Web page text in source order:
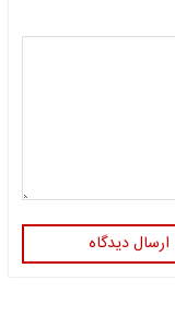
ارسال دیدگاه